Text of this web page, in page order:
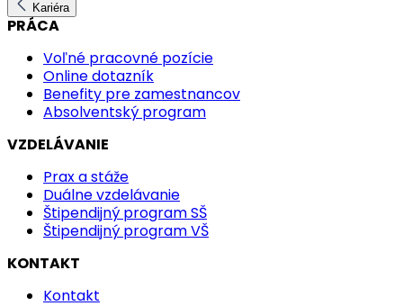
Kariéra
PRÁCA
Voľné pracovné pozície
Online dotazník
Benefity pre zamestnancov
Absolventský program
VZDELÁVANIE
Prax a stáže
Duálne vzdelávanie
Štipendijný program SŠ
Štipendijný program VŠ
KONTAKT
Kontakt